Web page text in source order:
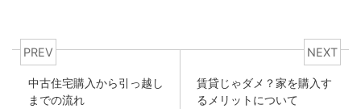
PREV
中古住宅購入から引っ越し
までの流れ
NEXT
賃貸じゃダメ？家を購入す
るメリットについて